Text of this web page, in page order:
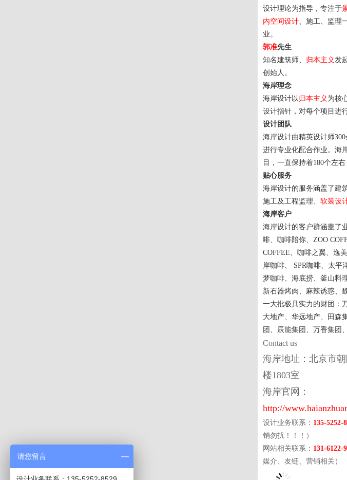
设计理论为指导，专注于
内空间设计、施工、监理
业。
郭准先生
知名建筑师、 归本主义发
创始人。
海岸理念
海岸设计以归本主义 为核
设计指针，对每个项目进
设计团队
海岸设计由精英设计师
进行专业化配合作业。海
目，一直保持着180个左右
贴心服务
海岸设计的服务涵盖了建
施工及工程监理、 软装设
海岸客户
海岸设计的客户群涵盖了
啡、咖啡陪你、ZOO
COFFEE、咖啡之翼、逸
岸咖啡、 SPR咖啡、太平
梦咖啡、海底捞、釜山料
新石器烤肉、麻辣诱惑、
一大批极具实力的财团：
大地产、华远地产、田森
团、辰能集团、万香集团
Contact us
海岸地址：北京市
楼1803室
海岸官网：
http://
设计业务联系： 135-5252-
销勿扰！！！）
网站相关联系： 131-6122-
媒介、 友链、营销相关 ）
请您留言